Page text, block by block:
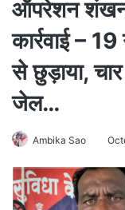
ऑपरेशन
कार्रवाई –
से छुड़ाया,
जेल…
Ambika Sao